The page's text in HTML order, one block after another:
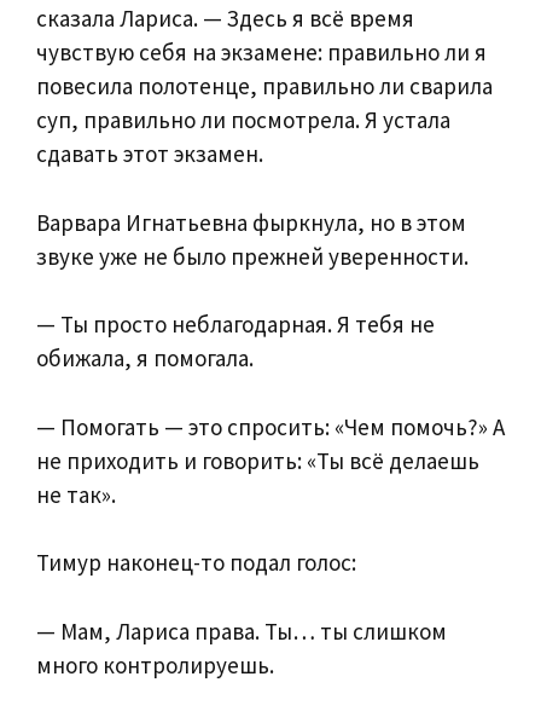
сказала Лариса. — Здесь я всё время
чувствую себя на экзамене: правильно ли я
повесила полотенце, правильно ли сварила
суп, правильно ли посмотрела. Я устала
сдавать этот экзамен.
Варвара Игнатьевна фыркнула, но в этом
звуке уже не было прежней уверенности.
— Ты просто неблагодарная. Я тебя не
обижала, я помогала.
— Помогать — это спросить: «Чем помочь?» А
не приходить и говорить: «Ты всё делаешь
не так».
Тимур наконец-то подал голос:
— Мам, Лариса права. Ты… ты слишком
много контролируешь.